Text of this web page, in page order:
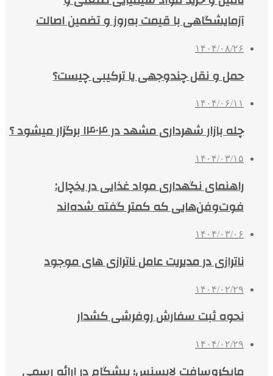
آزمایشگاهی با قیمت به‌روز و تضمین اصالت
۱۴۰۴/۰۸/۲۶
حمل و نقل چندوجهی یا ترکیبی چیست؟
۱۴۰۴/۰۶/۱۱
چله بازار شهرداری مشهد در ۱۴۰۴ برگزار میشود ؟
۱۴۰۴/۰۳/۱۵
راهنمای نگهداری مواد غذایی در یخچال:
فوت‌وفن‌هایی که کمتر گفته شده‌اند
۱۴۰۴/۰۳/۰۶
ناترازی در مدیریت عامل ناترازی های موجود
۱۴۰۴/۰۲/۲۹
نحوه ثبت سفارش روفرشی کشدار
۱۴۰۴/۰۲/۲۹
مایکروسافت لایسنس؛ پیشگام در ارائه رسمی